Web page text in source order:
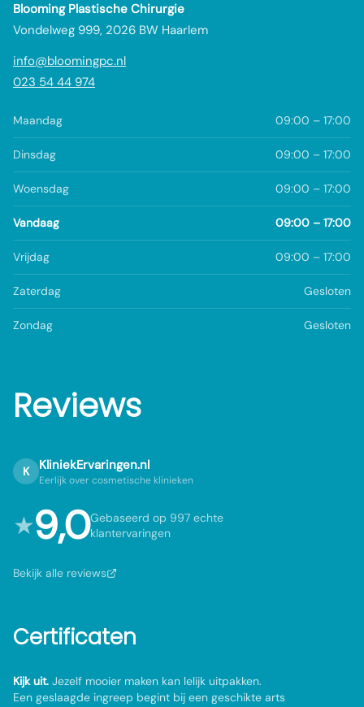
Blooming Plastische Chirurgie
Vondelweg 999, 2026 BW Haarlem
info@bloomingpc.nl
023 54 44 974
Maandag 09:00 – 17:00
Dinsdag 09:00 – 17:00
Woensdag 09:00 – 17:00
Vandaag 09:00 – 17:00
Vrijdag 09:00 – 17:00
Zaterdag Gesloten
Zondag Gesloten
Reviews
K KliniekErvaringen.nl
Eerlijk over cosmetische klinieken
★9,0Gebaseerd op 997 echte
klantervaringen
Bekijk alle reviews
Certificaten
Kijk uit. Jezelf mooier maken kan lelijk uitpakken.
Een geslaagde ingreep begint bij een geschikte arts